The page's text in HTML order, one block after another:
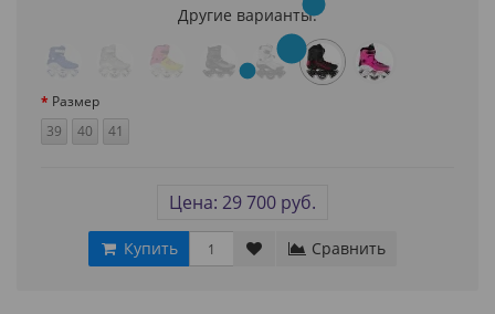
Другие варианты:
Размер
39
40 41
Цена: 29 700 руб.
Купить Сравнить